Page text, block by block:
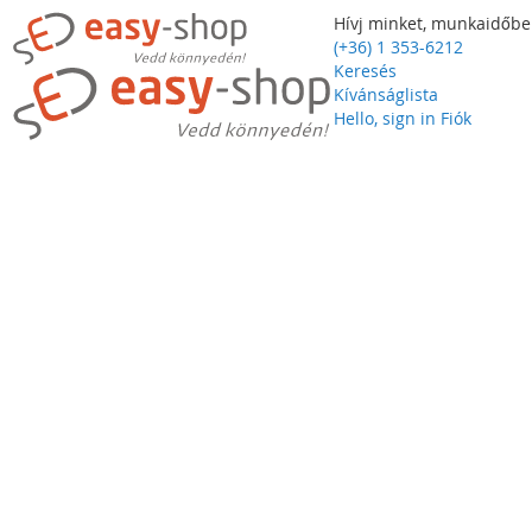
Hívj minket,
(+36) 1 353-6212
Keresés
Kívánságlista
Hello, sign in Fiók